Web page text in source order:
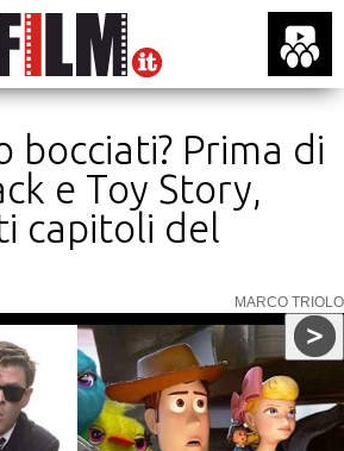
bocciati? Prima di
e Toy Story,
capitoli del
MARCO TRIOLO